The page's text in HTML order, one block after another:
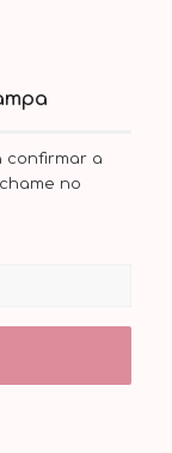
confirmar a
no